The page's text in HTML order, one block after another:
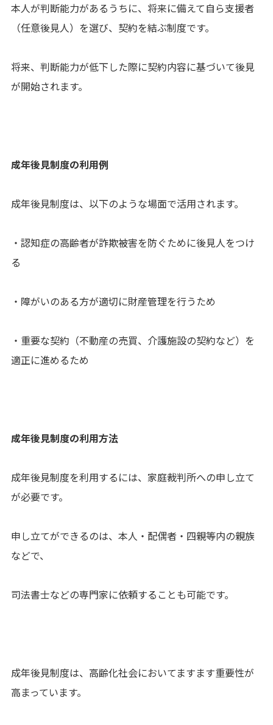
本人が判断能力があるうちに、将来に備えて自ら支援者
（任意後見人）を選び、契約を結ぶ制度です。
将来、判断能力が低下した際に契約内容に基づいて後見
が開始されます。
成年後見制度の利用例
成年後見制度は、以下のような場面で活用されます。
・認知症の高齢者が詐欺被害を防ぐために後見人をつけ
る
・障がいのある方が適切に財産管理を行うため
・重要な契約（不動産の売買、介護施設の契約など）を
適正に進めるため
成年後見制度の利用方法
成年後見制度を利用するには、家庭裁判所への申し立て
が必要です。
申し立てができるのは、本人・配偶者・四親等内の親族
などで、
司法書士などの専門家に依頼することも可能です。
成年後見制度は、高齢化社会においてますます重要性が
高まっています。